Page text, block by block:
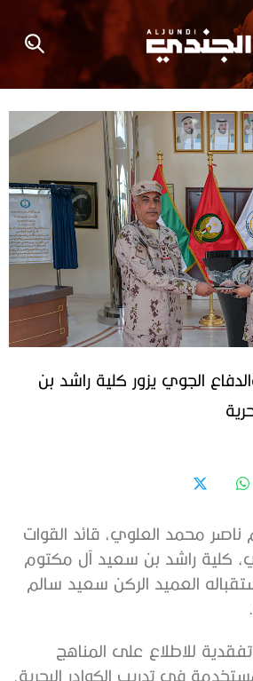
الجوي يزور كلية راشد بن
ناصر محمد العلوي، قائد القوات
كلية راشد بن سعيد آل مكتوم
العميد الركن سعيد سالم
للاطلاع على المناهج
في تدريب الكوادر البحرية.